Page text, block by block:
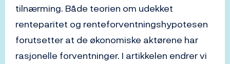
tilnærming. Både teorien om udekket
renteparitet og renteforventningshypotesen
forutsetter at de økonomiske aktørene har
rasjonelle forventninger. I artikkelen endrer vi